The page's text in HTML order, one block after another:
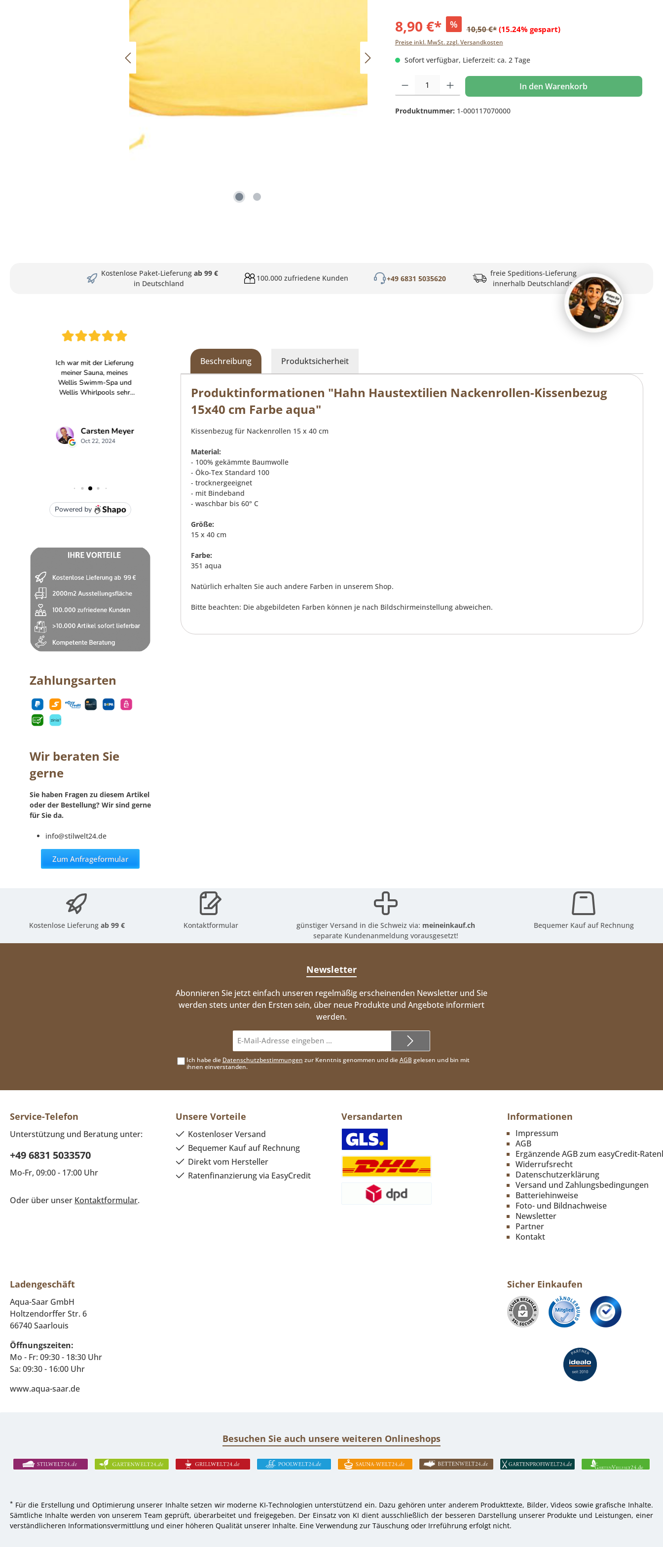
8,90 €* % 10,50 €* (15.24% gespart)
Preise inkl. MwSt. zzgl. Versandkosten
Sofort verfügbar, Lieferzeit: ca. 2 Tage
Produkt Anzahl: Gib den gewünschten Wert ein oder benutze die Schaltflächen um die
In den Warenkorb
Produktnummer: 1-000117070000
Kostenlose Paket-Lieferung ab 99 €
in Deutschland
100.000 zufriedene Kunden +49 6831 5035620
freie Speditions-Lieferung
innerhalb Deutschlands
Zahlungsarten
Wir beraten Sie
gerne
Sie haben Fragen zu diesem Artikel
oder der Bestellung? Wir sind gerne
für Sie da.
info@stilwelt24.de
Zum Anfrageformular
Beschreibung Produktsicherheit
Produktinformationen "Hahn Haustextilien Nackenrollen-Kissenbezug
15x40 cm Farbe aqua"
Kissenbezug für Nackenrollen 15 x 40 cm
Material:
- 100% gekämmte Baumwolle
- Öko-Tex Standard 100
- trocknergeeignet
- mit Bindeband
- waschbar bis 60° C
Größe:
15 x 40 cm
Farbe:
351 aqua
Natürlich erhalten Sie auch andere Farben in unserem Shop.
Bitte beachten: Die abgebildeten Farben können je nach Bildschirmeinstellung abweichen.
Kostenlose Lieferungab 99 € Kontaktformular günstiger Versand in die Schweiz via: meineinkauf.ch
separate Kundenanmeldung vorausgesetzt!
Bequemer Kauf auf Rechnung
Newsletter
Abonnieren Sie jetzt einfach unseren regelmäßig erscheinenden Newsletter und Sie
werden stets unter den Ersten sein, über neue Produkte und Angebote informiert
werden.
Mail-
Adresse*
Ich habe die Datenschutzbestimmungen zur Kenntnis genommen und dieAGBgelesen und bin mit
ihnen einverstanden.
Service-Telefon
Unterstützung und Beratung unter:
+49 6831 5033570
Mo-Fr, 09:00 - 17:00 Uhr
Oder über unser Kontaktformular.
Unsere Vorteile
Kostenloser Versand
Bequemer Kauf auf Rechnung
Direkt vom Hersteller
Ratenfinanzierung via EasyCredit
Versandarten Informationen
Impressum
AGB
Ergänzende AGB zum easyCredit-
Widerrufsrecht
Datenschutzerklärung
Versand und Zahlungsbedingungen
Batteriehinweise
Foto- und Bildnachweise
Newsletter
Partner
Kontakt
Ladengeschäft
Aqua-Saar GmbH
Holtzendorffer Str. 6
66740 Saarlouis
Öffnungszeiten:
Mo - Fr: 09:30 - 18:30 Uhr
Sa: 09:30 - 16:00 Uhr
www.aqua-saar.de
Sicher Einkaufen
Besuchen Sie auch unsere weiteren Onlineshops
* Für die Erstellung und Optimierung unserer Inhalte setzen wir moderne KI-Technologien unterstützend ein. Dazu gehören unter anderem Produkttexte, Bilder, Videos sowie grafische Inhalte.
Sämtliche Inhalte werden von unserem Team geprüft, überarbeitet und freigegeben. Der Einsatz von KI dient ausschließlich der besseren Darstellung unserer Produkte und Leistungen, einer
verständlicheren Informationsvermittlung und einer höheren Qualität unserer Inhalte. Eine Verwendung zur Täuschung oder Irreführung erfolgt nicht.